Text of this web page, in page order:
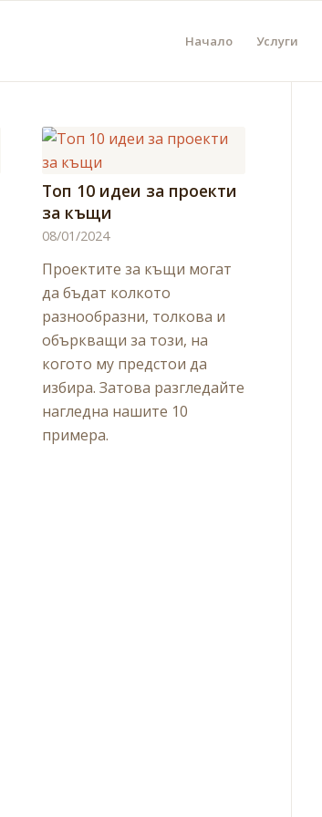
Начало Услуги
Топ 10 идеи за проекти
за къщи
08/01/2024
Проектите за къщи могат
да бъдат колкото
разнообразни, толкова и
объркващи за този, на
когото му предстои да
избира. Затова разгледайте
нагледна нашите 10
примера.